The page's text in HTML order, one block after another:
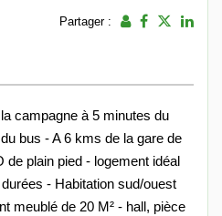
Partager :
campagne à 5 minutes du
bus - A 6 kms de la gare de
plain pied - logement idéal
- Habitation sud/ouest
meublé de 20 M² - hall, pièce